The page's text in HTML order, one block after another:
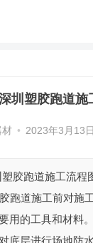
圳塑胶跑道施
材 • 2023年3月13日
胶跑道施工流程
跑道施工前对施
用的工具和材料
底层进行场地防